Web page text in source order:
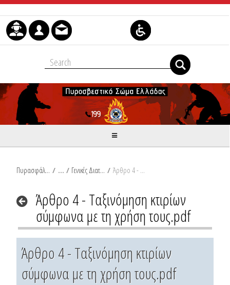
Skip to Content
Πυρασφάλεια / Γενικές Διατάξεις ΠΔ 41_2018 / Άρθρο 4 - Ταξινόμηση κτιρίων σύμφωνα με τη χρήση τους.pdf
Άρθρο 4 - Ταξινόμηση κτιρίων
σύμφωνα με τη χρήση τους.pdf
Άρθρο 4 - Ταξινόμηση κτιρίων
σύμφωνα με τη χρήση τους.pdf